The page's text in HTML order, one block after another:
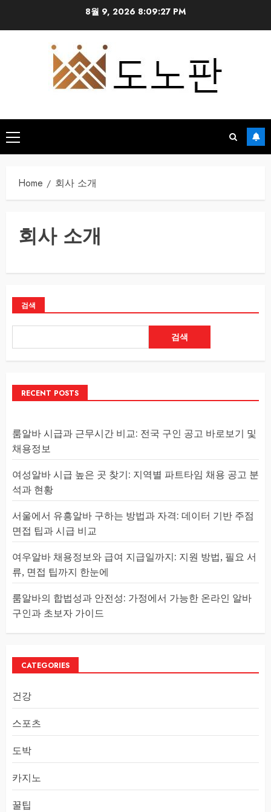
8월 9, 2026 8:09:28 PM
Primary
Menu
Home 회사 소개
회사 소개
검색
검색
RECENT POSTS
룸알바 시급과 근무시간 비교: 전국 구인 공고 바로보기 및
채용정보
여성알바 시급 높은 곳 찾기: 지역별 파트타임 채용 공고 분
석과 현황
서울에서 유흥알바 구하는 방법과 자격: 데이터 기반 주점
면접 팁과 시급 비교
여우알바 채용정보와 급여 지급일까지: 지원 방법, 필요 서
류, 면접 팁까지 한눈에
룸알바의 합법성과 안전성: 가정에서 가능한 온라인 알바
구인과 초보자 가이드
CATEGORIES
건강
스포츠
도박
카지노
꿀팁